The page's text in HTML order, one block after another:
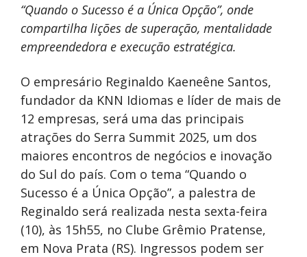
“Quando o Sucesso é a Única Opção”, onde
compartilha lições de superação, mentalidade
empreendedora e execução estratégica.
O empresário Reginaldo Kaeneêne Santos,
fundador da KNN Idiomas e líder de mais de
12 empresas, será uma das principais
atrações do Serra Summit 2025, um dos
maiores encontros de negócios e inovação
do Sul do país. Com o tema “Quando o
Sucesso é a Única Opção”, a palestra de
Reginaldo será realizada nesta sexta-feira
(10), às 15h55, no Clube Grêmio Pratense,
em Nova Prata (RS). Ingressos podem ser